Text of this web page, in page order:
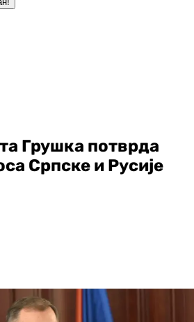
Грушка потврда
Српске и Русије